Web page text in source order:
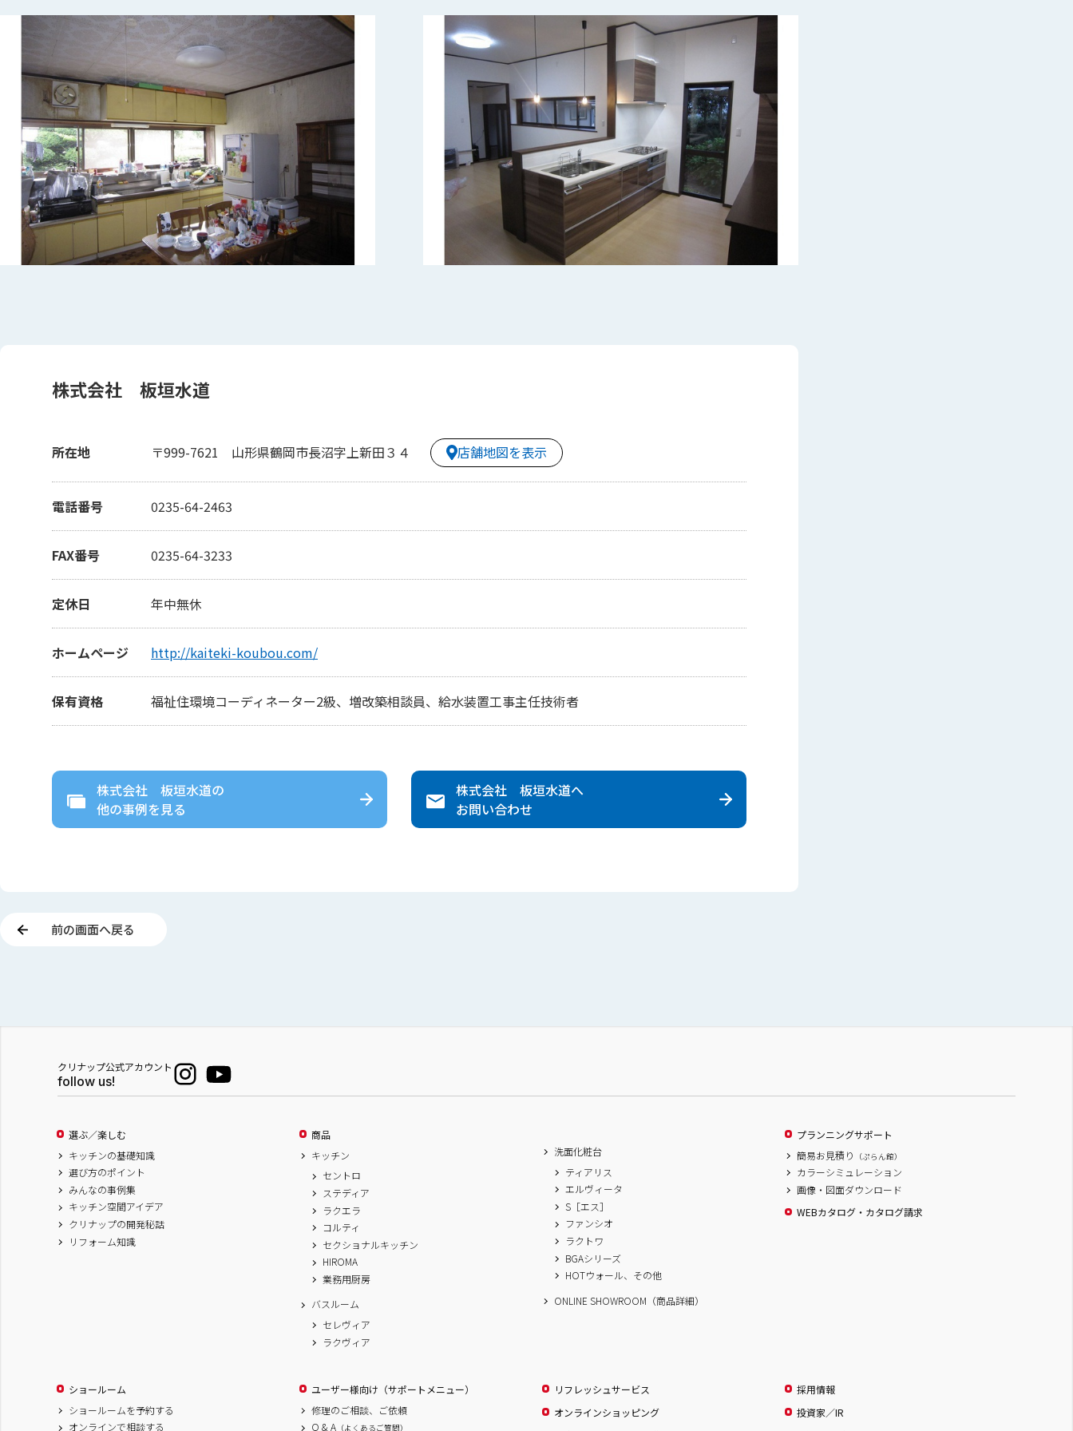
株式会社 板垣水道
所在地 〒999-7621 山形県鶴岡市長沼字上新田３４ 店舗地図を表示
電話番号 0235-64-2463
FAX番号 0235-64-3233
定休日 年中無休
ホームページ http://kaiteki-koubou.com/
保有資格 福祉住環境コーディネーター2級、増改築相談員、給水装置工事主任技術者
株式会社 板垣水道の
他の事例を見る
株式会社 板垣水道へ
お問い合わせ
前の画面へ戻る
クリナップ公式アカウント
follow us!
選ぶ／楽しむ
キッチンの基礎知識
選び方のポイント
みんなの事例集
キッチン空間アイデア
クリナップの開発秘話
リフォーム知識
商品
キッチン
セントロ
ステディア
ラクエラ
コルティ
セクショナルキッチン
HIROMA
業務用厨房
バスルーム
セレヴィア
ラクヴィア
洗面化粧台
ティアリス
エルヴィータ
S［エス］
ファンシオ
ラクトワ
BGAシリーズ
HOTウォール、その他
ONLINE SHOWROOM（商品詳細）
プランニングサポート
簡易お見積り
（ぷらん館）
カラーシミュレーション
画像・図面ダウンロード
WEBカタログ・カタログ請求
ショールーム
ショールームを予約する
オンラインで相談する
ユーザー様向け（サポートメニュー）
修理のご相談、ご依頼
Q & A （よくあるご質問）
リフレッシュサービス
オンラインショッピング
採用情報
投資家／IR